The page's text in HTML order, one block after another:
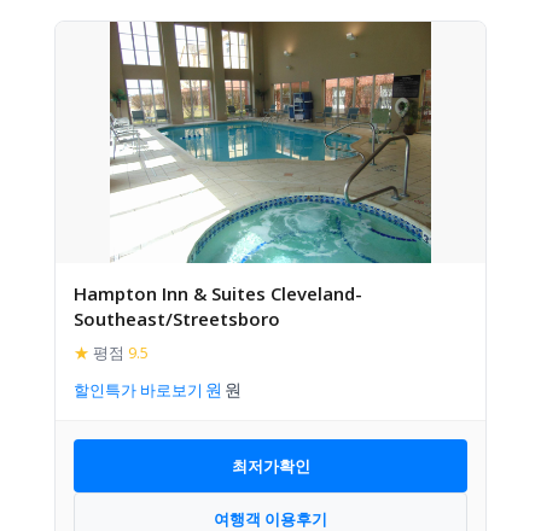
Hampton Inn & Suites Cleveland-
Southeast/Streetsboro
★ 평점 9.5
할인특가 바로보기
최저가확인
여행객 이용후기